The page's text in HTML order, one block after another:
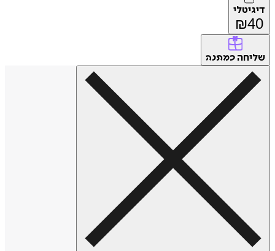
דיגיטלי
₪40
שליחה כמתנה